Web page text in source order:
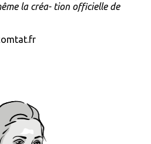
la créa- tion officielle de